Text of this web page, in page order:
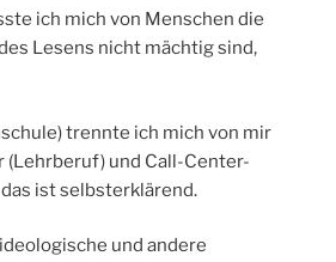
ich mich von Menschen die
Lesens nicht mächtig sind,
trennte ich mich von mir
(Lehrberuf) und Call-Center-
ist selbsterklärend.
und andere